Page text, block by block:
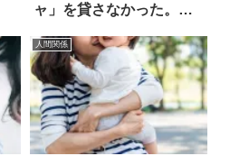
ャ」を貸さなかった。こ
人間関係